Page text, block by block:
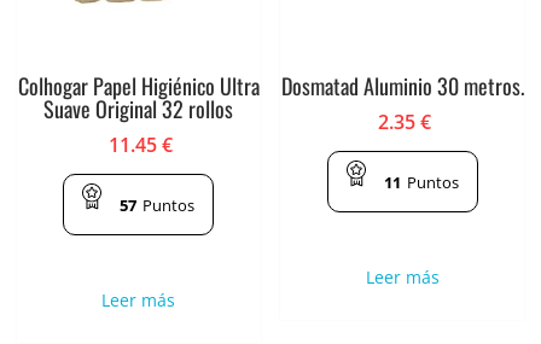
Colhogar Papel Higiénico Ultra
Suave Original 32 rollos
11.45€
57 Puntos
Leer más
Dosmatad Aluminio 30 metros.
2.35€
11 Puntos
Leer más